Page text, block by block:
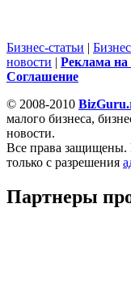
Бизнес-статьи |
новости | Реклама на
Cоглашение
© 2008-2010
малого бизнеса,
новости.
Все права защищены.
только с разрешения
Партнеры